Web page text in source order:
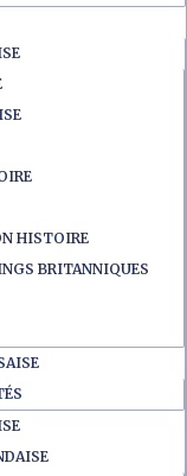
HISTOIRE
BRITANNIQUES